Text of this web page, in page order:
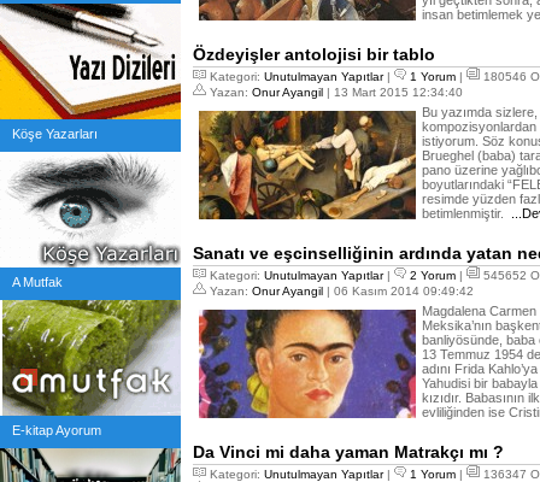
Köşe Yazarları
A Mutfak
E-kitap Ayorum
insan betimlemek
Özdeyişler antolojisi bir tablo
Kategori: Unutulmayan Yapıtlar| 1 Yorum |
180546
Yazan: Onur Ayangil | 13 Mart 2015 12:34:40
Bu yazımda
istiyorum. Söz
Brueghel (baba)
pano üzerine
boyutlarındaki
resimde yüzden
betimlenmiştir.
Sanatı ve eşcinselliğinin ardında yatan
Kategori: Unutulmayan Yapıtlar| 2 Yorum |
545652
Yazan: Onur Ayangil | 06 Kasım 2014 09:49:42
Magdalena Carmen
Meksika’nın
banliyösünde, baba
13 Temmuz 1954
adını Frida
Yahudisi bir babayla
kızıdır. Babasının
evliliğinden ise
Da Vinci mi daha yaman Matrakçı mı ?
Kategori: Unutulmayan Yapıtlar| 1 Yorum |
136347